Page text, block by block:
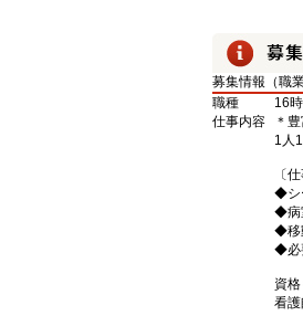
募集情報（職業
職種
16
仕事内容
＊
1人
〔
◆シ
◆病
◆移
◆必
資
看